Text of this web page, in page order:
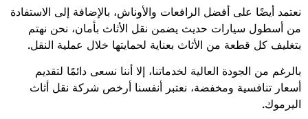
نعتمد أيضًا على أفضل الرافعات والأوناش، بالإضافة إلى الاستفادة
من أسطول سيارات حديث يضمن نقل الأثاث بأمان، نحن نهتم
بتغليف كل قطعة من الأثاث بعناية لحمايتها خلال عملية النقل.
بالرغم من الجودة العالية لخدماتنا، إلا أننا نسعى دائمًا لتقديم
أسعار تنافسية ومخفضة، نعتبر أنفسنا أرخص شركة نقل أثاث
اليرموك.